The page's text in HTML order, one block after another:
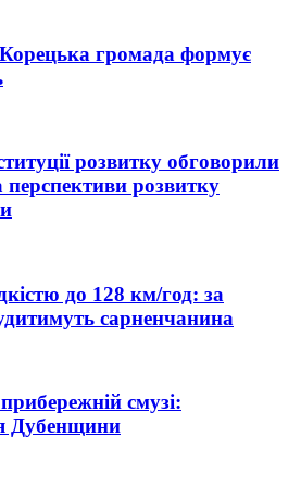
Корецька громада формує
розвитку обговорили
перспективи розвитку
до 128 км/год: за
сарненчанина
смузі:
Дубенщини